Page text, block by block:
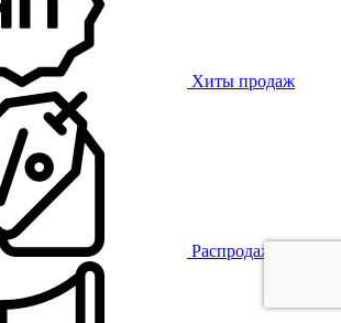
Хиты продаж
Распродажа